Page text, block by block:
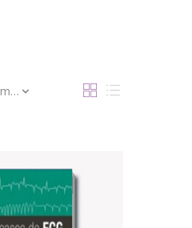
Orden predeterminado